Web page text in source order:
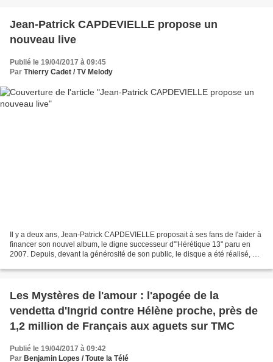
Jean-Patrick CAPDEVIELLE propose un
nouveau live
Publié le 19/04/2017 à 09:45
Par Thierry Cadet / TV Melody
Il y a deux ans, Jean-Patrick CAPDEVIELLE proposait à ses fans de l'aider à
financer son nouvel album, le digne successeur d'"Hérétique 13" paru en
2007. Depuis, devant la générosité de son public, le disque a été réalisé, et
Les Mystères de l'amour : l'apogée de la
vendetta d'Ingrid contre Hélène proche, près de
1,2 million de Français aux aguets sur TMC
Publié le 19/04/2017 à 09:42
Par Benjamin Lopes / Toute la Télé